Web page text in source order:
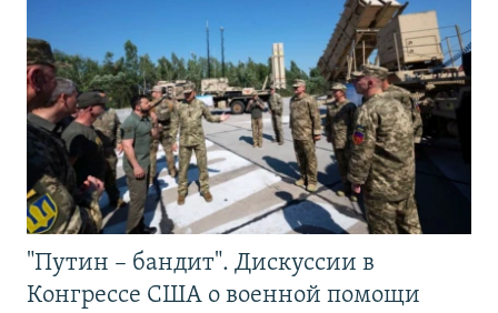
"Путин – бандит". Дискуссии в
Конгрессе США о военной помощи